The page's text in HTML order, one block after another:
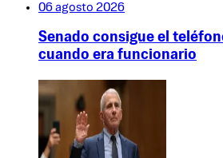
06 agosto 2026
Senado consigue el
cuando era funcionario